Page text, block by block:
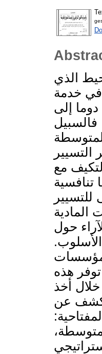
الذي
في خدمة
إلى
التسيير
مع
تنافسية
للتسيير
المادية
حول
هذه
أخذ
عن